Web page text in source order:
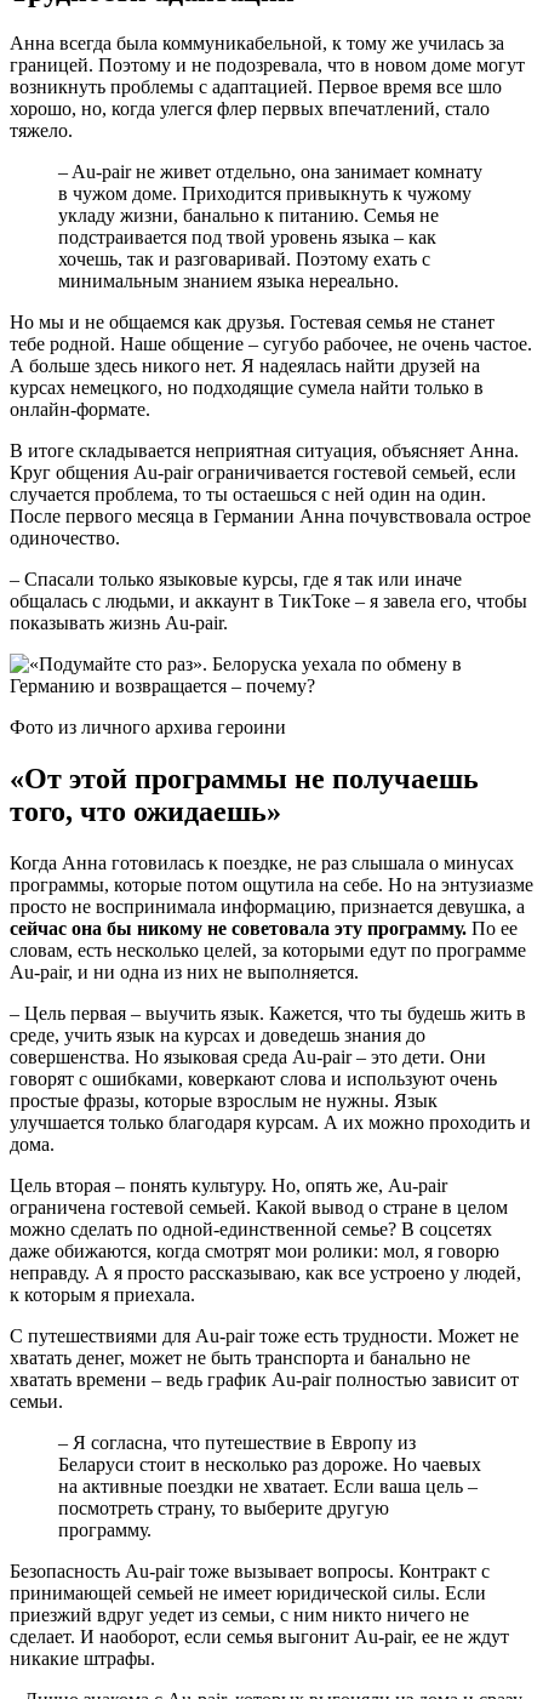
Анна всегда была коммуникабельной, к тому же училась за
границей. Поэтому и не подозревала, что в новом доме могут
возникнуть проблемы с адаптацией. Первое время все шло
хорошо, но, когда улегся флер первых впечатлений, стало
тяжело.
– Au-pair не живет отдельно, она занимает комнату
в чужом доме. Приходится привыкнуть к чужому
укладу жизни, банально к питанию. Семья не
подстраивается под твой уровень языка – как
хочешь, так и разговаривай. Поэтому ехать с
минимальным знанием языка нереально.
Но мы и не общаемся как друзья. Гостевая семья не станет
тебе родной. Наше общение – сугубо рабочее, не очень частое.
А больше здесь никого нет. Я надеялась найти друзей на
курсах немецкого, но подходящие сумела найти только в
онлайн-формате.
В итоге складывается неприятная ситуация, объясняет Анна.
Круг общения Au-pair ограничивается гостевой семьей, если
случается проблема, то ты остаешься с ней один на один.
После первого месяца в Германии Анна почувствовала острое
одиночество.
– Спасали только языковые курсы, где я так или иначе
общалась с людьми, и аккаунт в ТикТоке – я завела его, чтобы
показывать жизнь Au-pair.
​​​​​​​Фото из личного архива героини
«От этой программы не получаешь
того, что ожидаешь»
Когда Анна готовилась к поездке, не раз слышала о минусах
программы, которые потом ощутила на себе. Но на энтузиазме
просто не воспринимала информацию, признается девушка, а
сейчас она бы никому не советовала эту программу. По ее
словам, есть несколько целей, за которыми едут по программе
Au-pair, и ни одна из них не выполняется.
– Цель первая – выучить язык. Кажется, что ты будешь жить в
среде, учить язык на курсах и доведешь знания до
совершенства. Но языковая среда Au-pair – это дети. Они
говорят с ошибками, коверкают слова и используют очень
простые фразы, которые взрослым не нужны. Язык
улучшается только благодаря курсам. А их можно проходить и
дома.
Цель вторая – понять культуру. Но, опять же, Au-pair
ограничена гостевой семьей. Какой вывод о стране в целом
можно сделать по одной-единственной семье? В соцсетях
даже обижаются, когда смотрят мои ролики: мол, я говорю
неправду. А я просто рассказываю, как все устроено у людей,
к которым я приехала.
С путешествиями для Au-pair тоже есть трудности. Может не
хватать денег, может не быть транспорта и банально не
хватать времени – ведь график Au-pair полностью зависит от
семьи.
– Я согласна, что путешествие в Европу из
Беларуси стоит в несколько раз дороже. Но чаевых
на активные поездки не хватает. Если ваша цель –
посмотреть страну, то выберите другую
программу.
Безопасность Au-pair тоже вызывает вопросы. Контракт с
принимающей семьей не имеет юридической силы. Если
приезжий вдруг уедет из семьи, с ним никто ничего не
сделает. И наоборот, если семья выгонит Au-pair, ее не ждут
никакие штрафы.